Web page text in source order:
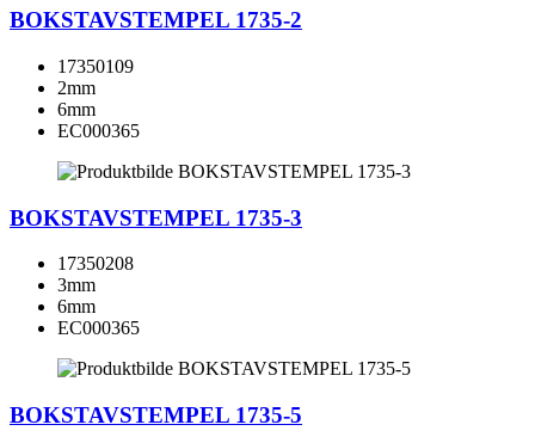
BOKSTAVSTEMPEL 1735-2
17350109
2mm
6mm
EC000365
BOKSTAVSTEMPEL 1735-3
17350208
3mm
6mm
EC000365
BOKSTAVSTEMPEL 1735-5